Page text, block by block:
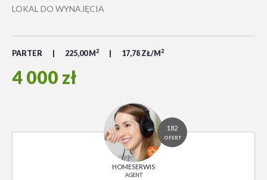
LOKAL DO WYNAJĘCIA
PARTER 225,00 M 2 17,78 ZŁ/M 2
4 000 zł
182
OFERT
HOMESERWIS
AGENT